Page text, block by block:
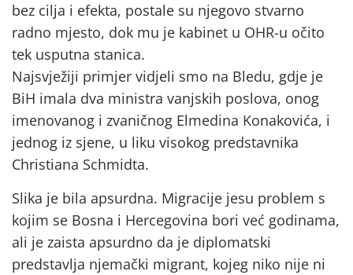
bez cilja i efekta, postale su njegovo stvarno
radno mjesto, dok mu je kabinet u OHR-u očito
tek usputna stanica.
Najsvježiji primjer vidjeli smo na Bledu, gdje je
BiH imala dva ministra vanjskih poslova, onog
imenovanog i zvaničnog Elmedina Konakovića, i
jednog iz sjene, u liku visokog predstavnika
Christiana Schmidta.
Slika je bila apsurdna. Migracije jesu problem s
kojim se Bosna i Hercegovina bori već godinama,
ali je zaista apsurdno da je diplomatski
predstavlja njemački migrant, kojeg niko nije ni